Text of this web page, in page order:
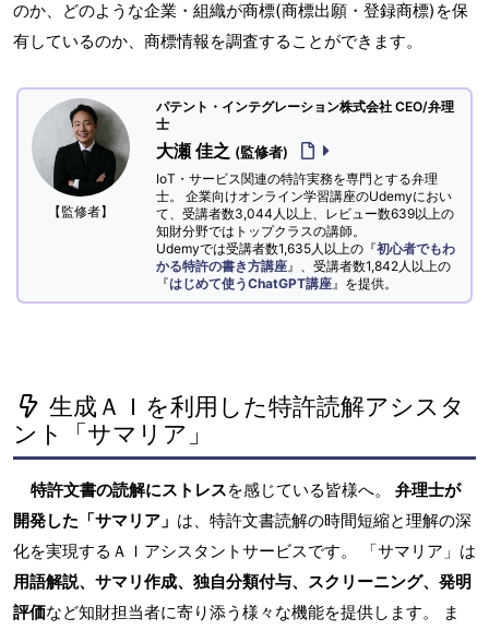
のか、どのような企業・組織が商標(商標出願・登録商標)を保
有しているのか、商標情報を調査することができます。
【監修者】
パテント・インテグレーション株式会社 CEO/弁理
士
大瀬 佳之 (監修者)
IoT・サービス関連の特許実務を専門とする弁理
士。 企業向けオンライン学習講座のUdemyにおい
て、受講者数3,044人以上、レビュー数639以上の
知財分野ではトップクラスの講師。
Udemyでは受講者数1,635人以上の『初心者でもわ
かる特許の書き方講座 』、受講者数1,842人以上の
『はじめて使うChatGPT講座 』を提供。
生成ＡＩを利用した特許読解アシスタ
ント「サマリア」
特許文書の読解にストレスを感じている皆様へ。 弁理士が
開発した「サマリア」 は、特許文書読解の時間短縮と理解の深
化を実現するＡＩアシスタントサービスです。 「サマリア」は
用語解説、サマリ作成、独自分類付与、スクリーニング、発明
評価など知財担当者に寄り添う様々な機能を提供します。 ま